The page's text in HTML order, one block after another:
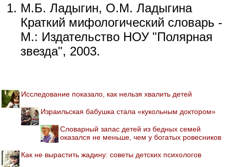
М.Б. Ладыгин, О.М. Ладыгина
Краткий мифологический словарь -
М.: Издательство НОУ "Полярная
звезда", 2003.
Исследование показало, как нельзя хвалить детей
Израильская бабушка стала «кукольным доктором»
Словарный запас детей из бедных семей
оказался не меньше, чем у богатых ровесников
Как не вырастить жадину: советы детских психологов